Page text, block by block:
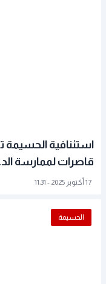
استئنافية
قاصرات لممارسة
17 أكتوبر 2025 - 11:31
الحسيمة